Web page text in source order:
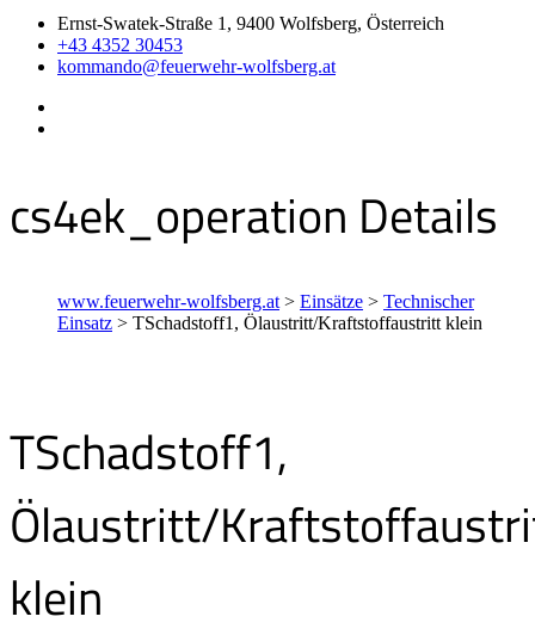
Ernst-Swatek-Straße 1, 9400 Wolfsberg, Österreich
+43 4352 30453
kommando@feuerwehr-wolfsberg.at
cs4ek_operation Details
www.feuerwehr-wolfsberg.at > Einsätze > Technischer
Einsatz > TSchadstoff1, Ölaustritt/Kraftstoffaustritt klein
TSchadstoff1,
Ölaustritt/
klein